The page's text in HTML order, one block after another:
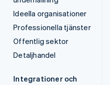
Ideella organisationer
Professionella tjänster
Offentlig sektor
Detaljhandel
Integrationer och